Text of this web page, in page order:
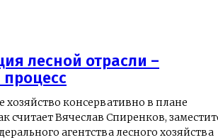
лесной отрасли –
хозяйство консервативно в плане
считает Вячеслав Спиренков,
агентства лесного хозяйства